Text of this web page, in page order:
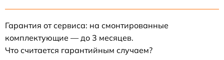
Гарантия от сервиса: на смонтированные
комплектующие — до 3 месяцев.
Что считается гарантийным случаем?